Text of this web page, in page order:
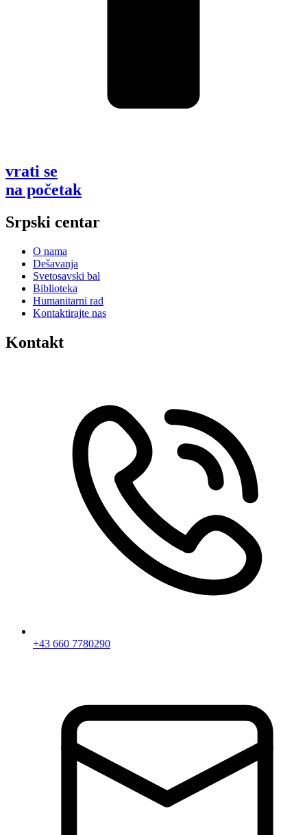
vrati se
na početak
Srpski centar
O nama
Dešavanja
Svetosavski bal
Biblioteka
Humanitarni rad
Kontaktirajte nas
Kontakt
+43 660 7780290